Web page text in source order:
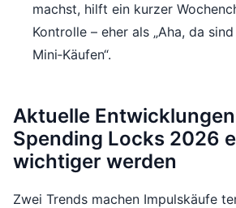
machst, hilft ein kurzer
Kontrolle – eher als „Aha, da
Mini‑Käufen“.
Aktuelle
Spending Locks 2026
wichtiger werden
Zwei Trends machen Impulskäufe